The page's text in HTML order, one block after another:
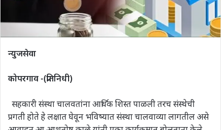
न्युजसेवा
कोपरगाव -(प्रतिनिधी)
सहकारी संस्था चालवतांना आर्थिक शिस्त पाळली तरच संस्थेची
प्रगती होते हे लक्षात घेवून भविष्यात संस्था चालवाव्या लागतील असे